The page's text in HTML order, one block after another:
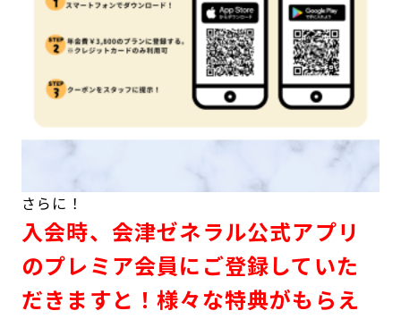
さらに！
入会時、会津ゼネラル公式アプリ
のプレミア会員にご登録していた
だきますと！様々な特典がもらえ